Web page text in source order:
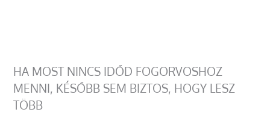
HA MOST NINCS IDŐD FOGORVOSHOZ
MENNI, KÉSŐBB SEM BIZTOS, HOGY LESZ
TÖBB